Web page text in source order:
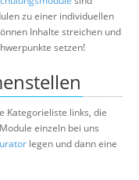
zu einer individuellen
Inhalte streichen und
setzen!
Kategorieliste links, die
einzeln bei uns
legen und dann eine